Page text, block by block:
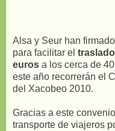
Alsa y Seur han
para facilitar el
euros a los cerca de
este año recorrerán el
del Xacobeo 2010.
Gracias a este
transporte de viajeros